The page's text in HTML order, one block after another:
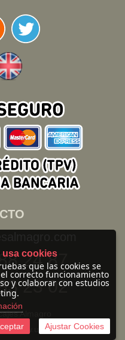
24 87
23 02
Almagro
www.urbecom.com
usa cookies
que las cookies se
correcto funcionamiento
y colaborar con estudios
Ajustar Cookies